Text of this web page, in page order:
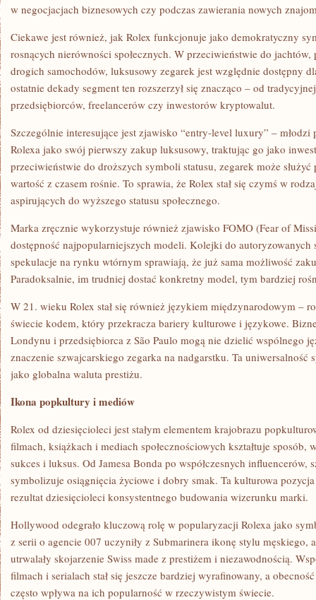
w negocjacjach biznesowych czy podczas zawierania nowych
Ciekawe jest również, jak Rolex funkcjonuje jako demokratyczny
rosnących nierówności społecznych. W przeciwieństwie do
drogich samochodów, luksusowy zegarek jest względnie dostępny
ostatnie dekady segment ten rozszerzył się znacząco – od
przedsiębiorców, freelancerów czy inwestorów kryptowalut.
Szczególnie interesujące jest zjawisko “entry-level luxury” –
Rolexa jako swój pierwszy zakup luksusowy, traktując go jako
przeciwieństwie do droższych symboli statusu, zegarek może służyć
wartość z czasem rośnie. To sprawia, że Rolex stał się czymś w
aspirujących do wyższego statusu społecznego.
Marka zręcznie wykorzystuje również zjawisko FOMO (Fear of
dostępność najpopularniejszych modeli. Kolejki do
spekulacje na rynku wtórnym sprawiają, że już sama możliwość
Paradoksalnie, im trudniej dostać konkretny model, tym bardziej
W 21. wieku Rolex stał się również językiem międzynarodowym –
świecie kodem, który przekracza bariery kulturowe i językowe.
Londynu i przedsiębiorca z São Paulo mogą nie dzielić wspólnego
znaczenie szwajcarskiego zegarka na nadgarstku. Ta uniwersalność
jako globalna waluta prestiżu.
Ikona popkultury i mediów
Rolex od dziesięcioleci jest stałym elementem krajobrazu
filmach, książkach i mediach społecznościowych kształtuje sposób,
sukces i luksus. Od Jamesa Bonda po współczesnych influencerów,
symbolizuje osiągnięcia życiowe i dobry smak. Ta kulturowa
rezultat dziesięcioleci konsystentnego budowania wizerunku marki.
Hollywood odegrało kluczową rolę w popularyzacji Rolexa jako
z serii o agencie 007 uczyniły z Submarinera ikonę stylu męskiego,
utrwalały skojarzenie Swiss made z prestiżem i niezawodnością.
filmach i serialach stał się jeszcze bardziej wyrafinowany, a
często wpływa na ich popularność w rzeczywistym świecie.